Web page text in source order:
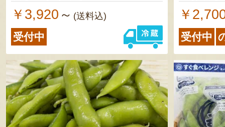
￥3,920 ～ (送料込)
受付中
￥
受付中